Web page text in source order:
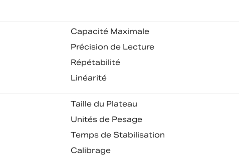
Capacité Maximale
Précision de Lecture
Répétabilité
Linéarité
Taille du Plateau
Unités de Pesage
Temps de Stabilisation
Calibrage